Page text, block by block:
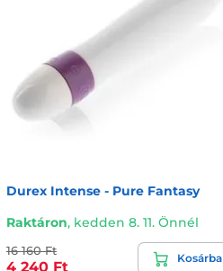
Durex Intense - Pure Fantasy
Raktáron, kedden 8. 11. Önnél
16 160 Ft
4 240 Ft
Kosárba